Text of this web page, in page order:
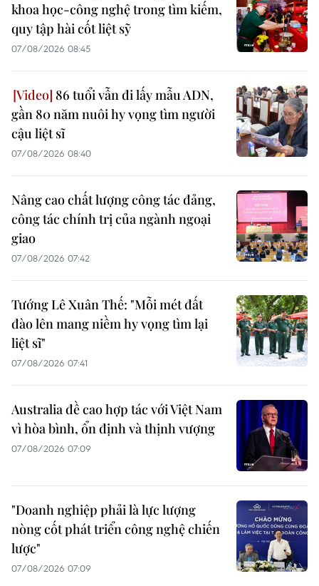
khoa học-công nghệ trong tìm kiếm,
quy tập hài cốt liệt sỹ
07/08/2026 08:45
86 tuổi vẫn đi lấy mẫu ADN,
gần 80 năm nuôi hy vọng tìm người
cậu liệt sĩ
07/08/2026 08:40
Nâng cao chất lượng công tác đảng,
công tác chính trị của ngành ngoại
giao
07/08/2026 07:42
Tướng Lê Xuân Thế: "Mỗi mét đất
đào lên mang niềm hy vọng tìm lại
liệt sĩ"
07/08/2026 07:41
Australia đề cao hợp tác với Việt Nam
vì hòa bình, ổn định và thịnh vượng
07/08/2026 07:09
"Doanh nghiệp phải là lực lượng
nòng cốt phát triển công nghệ chiến
lược"
07/08/2026 07:09